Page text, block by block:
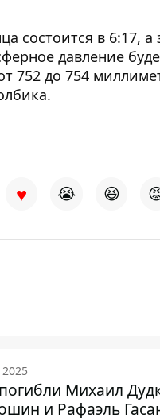
состоится в 6:17, а
давление
752 до 754
♥ 😭 😆
Михаил
и Рафаэль